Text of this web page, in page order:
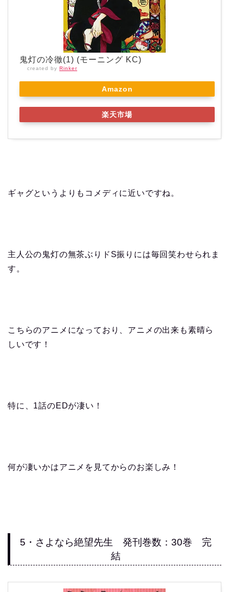
鬼灯の冷徹(1) (モーニング KC)
created by Rinker
Amazon
楽天市場
ギャグというよりもコメディに近いですね。
主人公の鬼灯の無茶ぶりドS振りには毎回笑わせられま
す。
こちらのアニメになっており、アニメの出来も素晴ら
しいです！
特に、1話のEDが凄い！
何が凄いかはアニメを見てからのお楽しみ！
5・さよなら絶望先生 発刊巻数：30巻 完
結